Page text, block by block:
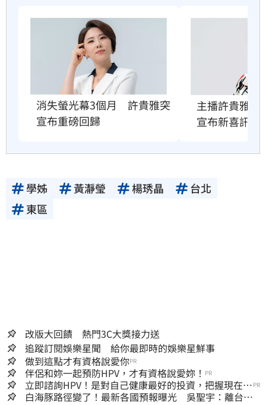
消失螢光幕3個月　許貴雅突
宣布重磅回歸
主播許貴雅
宣布新喜訊
學姊 黃瀞瑩 楊琇晶
台北
東區
改版大回饋 熱門3C大獎接力送
追蹤訂閱娛樂星聞 給你最即時的娛樂星鮮事
做到這點才有資格說愛你PR
伴侶和妳一起預防HPV，才有資格說愛妳！ PR
立即諮詢HPV！是對自己健康最好的投資，把握現在不
嫌晚！
PR
白海豚路徑變了！最新各國預報曝光 吳聖宇：離台灣